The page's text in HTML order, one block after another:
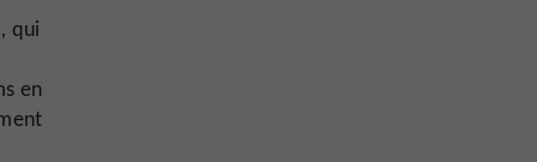
qui
en